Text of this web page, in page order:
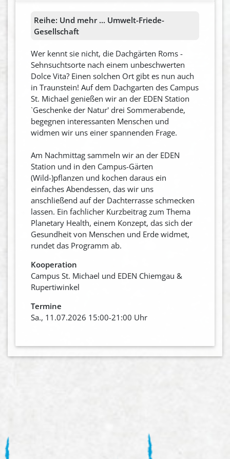
Reihe: Und mehr ... Umwelt-Friede-
Gesellschaft
Wer kennt sie nicht, die Dachgärten Roms -
Sehnsuchtsorte nach einem unbeschwerten
Dolce Vita? Einen solchen Ort gibt es nun auch
in Traunstein! Auf dem Dachgarten des Campus
St. Michael genießen wir an der EDEN Station
`Geschenke der Natur' drei Sommerabende,
begegnen interessanten Menschen und
widmen wir uns einer spannenden Frage.
Am Nachmittag sammeln wir an der EDEN
Station und in den Campus-Gärten
(Wild-)pflanzen und kochen daraus ein
einfaches Abendessen, das wir uns
anschließend auf der Dachterrasse schmecken
lassen. Ein fachlicher Kurzbeitrag zum Thema
Planetary Health, einem Konzept, das sich der
Gesundheit von Menschen und Erde widmet,
rundet das Programm ab.
Kooperation
Campus St. Michael und EDEN Chiemgau &
Rupertiwinkel
Termine
Sa., 11.07.2026 15:00-21:00 Uhr